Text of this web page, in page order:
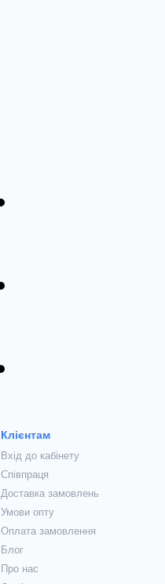
Клієнтам
Вхід до кабінету
Співпраця
Доставка замовлень
Умови опту
Оплата замовлення
Блог
Про нас